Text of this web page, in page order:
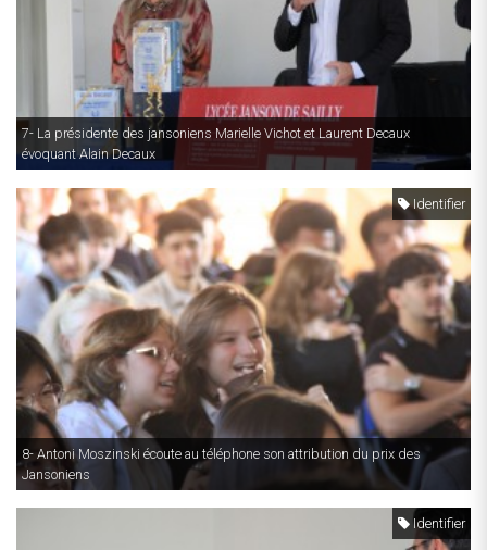
7- La présidente des jansoniens Marielle Vichot et Laurent Decaux
évoquant Alain Decaux
Identifier
8- Antoni Moszinski écoute au téléphone son attribution du prix des
Jansoniens
Identifier